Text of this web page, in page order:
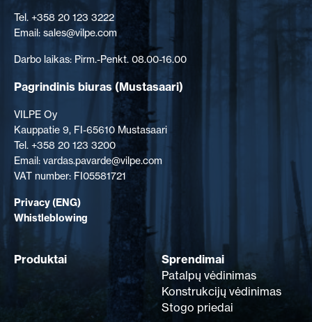
Tel. +358 20 123 3222
Email: sales@vilpe.com
Darbo laikas: Pirm.-Penkt. 08.00-16.00
Pagrindinis biuras(Mustasaari)
VILPE Oy
Kauppatie 9, FI-65610 Mustasaari
Tel. +358 20 123 3200
Email: vardas.pavarde@vilpe.com
VAT number: FI05581721
Privacy (ENG)
Whistleblowing
Produktai
Sprendimai
Patalpų vėdinimas
Konstrukcijų vėdinimas
Stogo priedai